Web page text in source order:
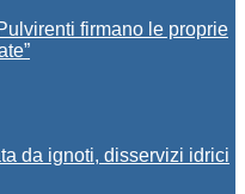
firmano le proprie
da ignoti, disservizi idrici